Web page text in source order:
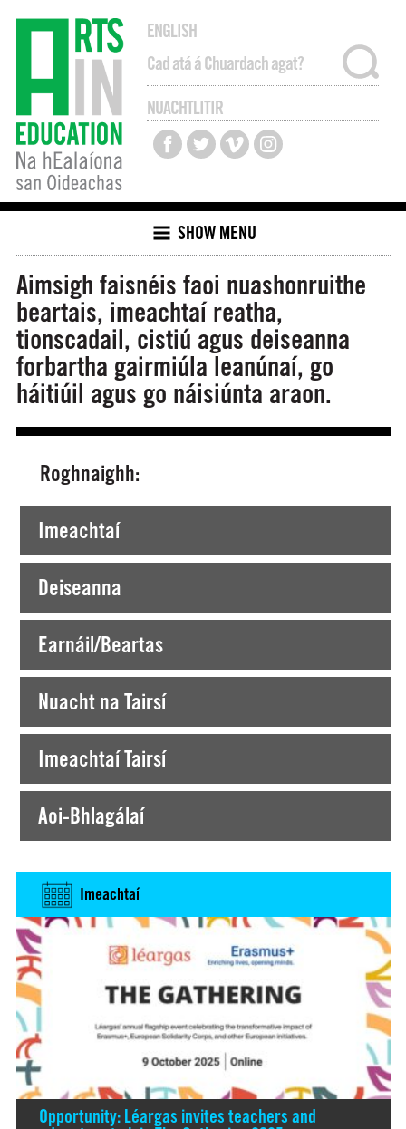
ENGLISH
NUACHTLITIR
SHOW MENU
Aimsigh faisnéis faoi nuashonruithe
beartais, imeachtaí reatha,
tionscadail, cistiú agus deiseanna
forbartha gairmiúla leanúnaí, go
háitiúil agus go náisiúnta araon.
Roghnaighh:
Imeachtaí
Deiseanna
Earnáil/Beartas
Nuacht na Tairsí
Imeachtaí Tairsí
Aoi-Bhlagálaí
Tá tú ag Amharc faoi láthair ar >
Imeachtaí
Opportunity: Léargas invites teachers and